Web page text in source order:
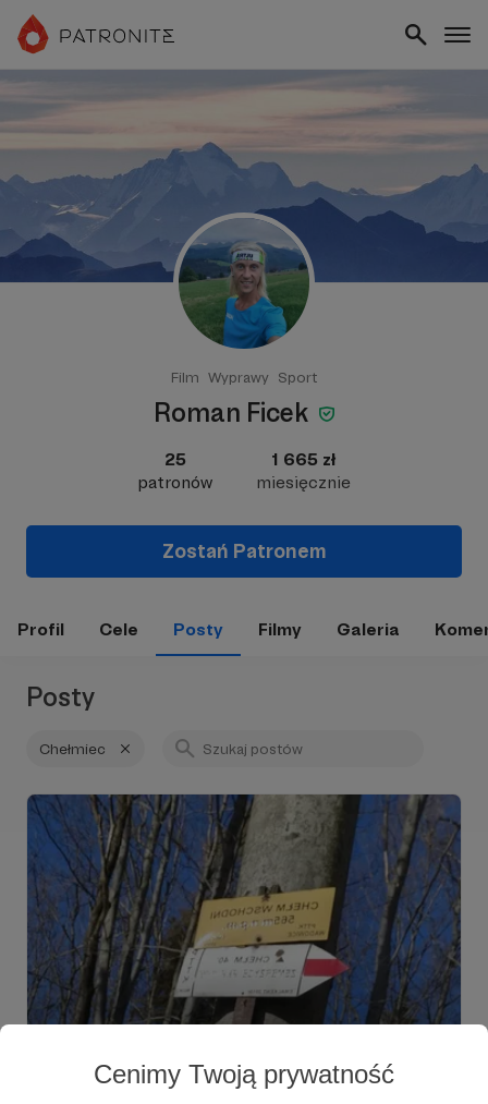
Cenimy Twoją prywatność
Film Wyprawy Sport
Roman Ficek
25
patronów
1 665 zł
miesięcznie
Zostań Patronem
Profil Cele Posty Filmy Galeria
Posty
Chełmiec
14.02.2022 Brak komentarzy
Pozdrowienia bananowe